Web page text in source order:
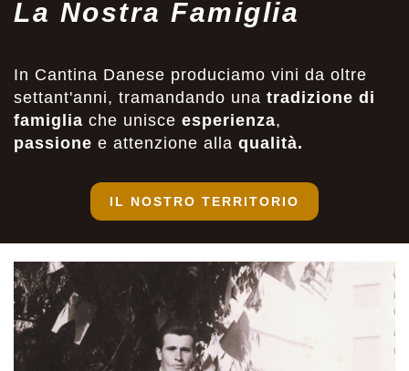
La Nostra Famiglia
In Cantina Danese produciamo vini da oltre
settant'anni, tramandando una tradizione di
famiglia che unisce esperienza,
passione e attenzione alla qualità.
IL NOSTRO TERRITORIO